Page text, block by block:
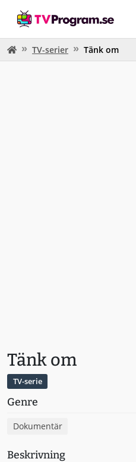
TV-serier Tänk om
Tänk om
TV-serie
Genre
Dokumentär
Beskrivning